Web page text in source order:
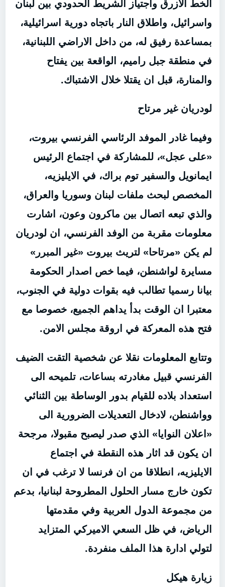
الخط الازرق واجتياز الشريط الحدودي بين لبنان
واسرائيل، واطلاق النار باتجاه دورية اسرائيلية،
بمساعدة رفيق له، من داخل الاراضي اللبنانية،
في منطقة جبل راميم، الواقعة بين يفتاح
والمنارة، قبل ان يقتلا خلال الاشتباك.
لودريان غير مرتاح
وفيما غادر الموفد الرئاسي الفرنسي بيروت،
«على عجل»، للمشاركة في اجتماع الرئيس
ايمانويل والسفير توم براك، في الايليزيه،
المخصص لبحث ملفات لبنان وسوريا والعراق،
والذي تبعه اتصال بين ماكرون وعون، اشارت
معلومات مقربة من الوفد الفرنسي، ان لودريان
لم يكن «مرتاحا» لتريث بيروت «غير المبرر»
مسايرة لواشنطن، فيما خص اصدار الحكومة
بيانا رسميا تطالب فيه بقوات دولية في الجنوب،
معتبرا ان الوقت بدأ يداهم الجميع، خصوصا مع
فتح هذه المعركة في اروقة مجلس الامن.
وتتابع المعلومات نقلا عن شخصية التقت الضيف
الفرنسي قبيل مغادرته بساعات، تلميحه الى
استعداد بلاده للقيام بدور الوساطة بين الثنائي
وواشنطن، لادخال التعديلات الضرورية الى
«اعلان النوايا» الذي صدر ليصبح مقبولا، مرجحة
ان يكون قد اثار هذه النقطة في اجتماع
الايليزيه، انطلاقا من ان فرنسا لا ترغب في ان
تكون خارج مسار الحلول المطروحة لبنانيا، بدعم
من مجموعة الدول العربية وفي مقدمتها
الرياض، في ظل السعي الاميركي المتزايد
لتولي ادارة هذا الملف منفردة.
زيارة هيكل